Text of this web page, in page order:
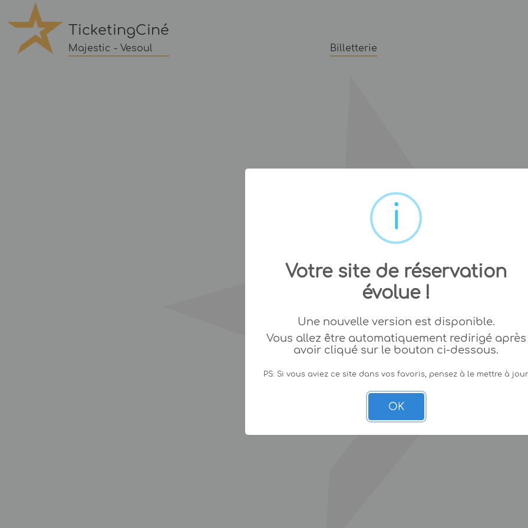
TicketingCiné
Majestic - Vesoul Billetterie
Votre site de réservation
évolue !
Une nouvelle version est disponible.
Vous allez être automatiquement redirigé après
avoir cliqué sur le bouton ci-dessous.
PS: Si vous aviez ce site dans vos favoris, pensez à le mettre à
OK